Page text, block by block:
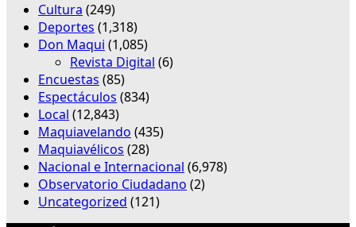
Cultura (249)
Deportes (1,318)
Don Maqui (1,085)
Revista Digital (6)
Encuestas (85)
Espectáculos (834)
Local (12,843)
Maquiavelando (435)
Maquiavélicos (28)
Nacional e Internacional (6,978)
Observatorio Ciudadano (2)
Uncategorized (121)